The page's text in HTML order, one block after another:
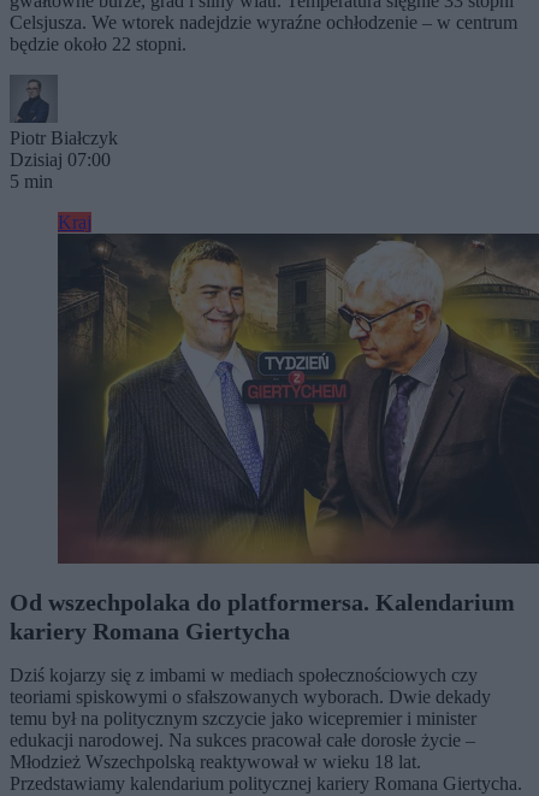
Celsjusza. We wtorek nadejdzie wyraźne ochłodzenie – w centrum
będzie około 22 stopni.
Piotr Białczyk
Dzisiaj 07:00
5 min
Kraj
Od wszechpolaka do platformersa. Kalendarium
kariery Romana Giertycha
Dziś kojarzy się z imbami w mediach społecznościowych czy
teoriami spiskowymi o sfałszowanych wyborach. Dwie dekady
temu był na politycznym szczycie jako wicepremier i minister
edukacji narodowej. Na sukces pracował całe dorosłe życie –
Młodzież Wszechpolską reaktywował w wieku 18 lat.
Przedstawiamy kalendarium politycznej kariery Romana Giertycha.